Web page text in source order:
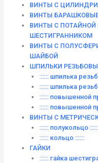
ВИНТЫ С
ВИНТЫ
ВИНТЫ С ПОТАЙНОЙ
ШЕСТИГРАННИКОМ
ВИНТЫ С
ШАЙБОЙ
ШПИЛЬКИ
:::::: шпилька
:::::: шпилька
:::::: повышенной
:::::: повышенной
ВИНТЫ C
:::::: полукольцо
:::::: кольцо ::::::
ГАЙКИ
:::::: гайка